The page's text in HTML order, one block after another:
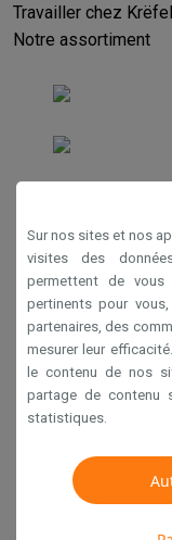
Travailler chez Krëfel
Notre assortiment
Krëfel NV -
Sur nos sites et nos
visites des
permettent de
pertinents pour
partenaires, des
mesurer leur
le contenu de nos
partage de contenu
statistiques.